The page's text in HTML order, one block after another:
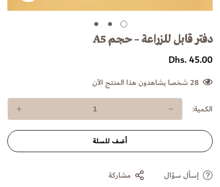
دفتر قابل للزراعة – حجم A5
السعر
Dhs. 45.00
28شخصا يشاهدون هذا المنتج الآن
الكمية:
أضف للسلة
إسأل سؤال مشاركة